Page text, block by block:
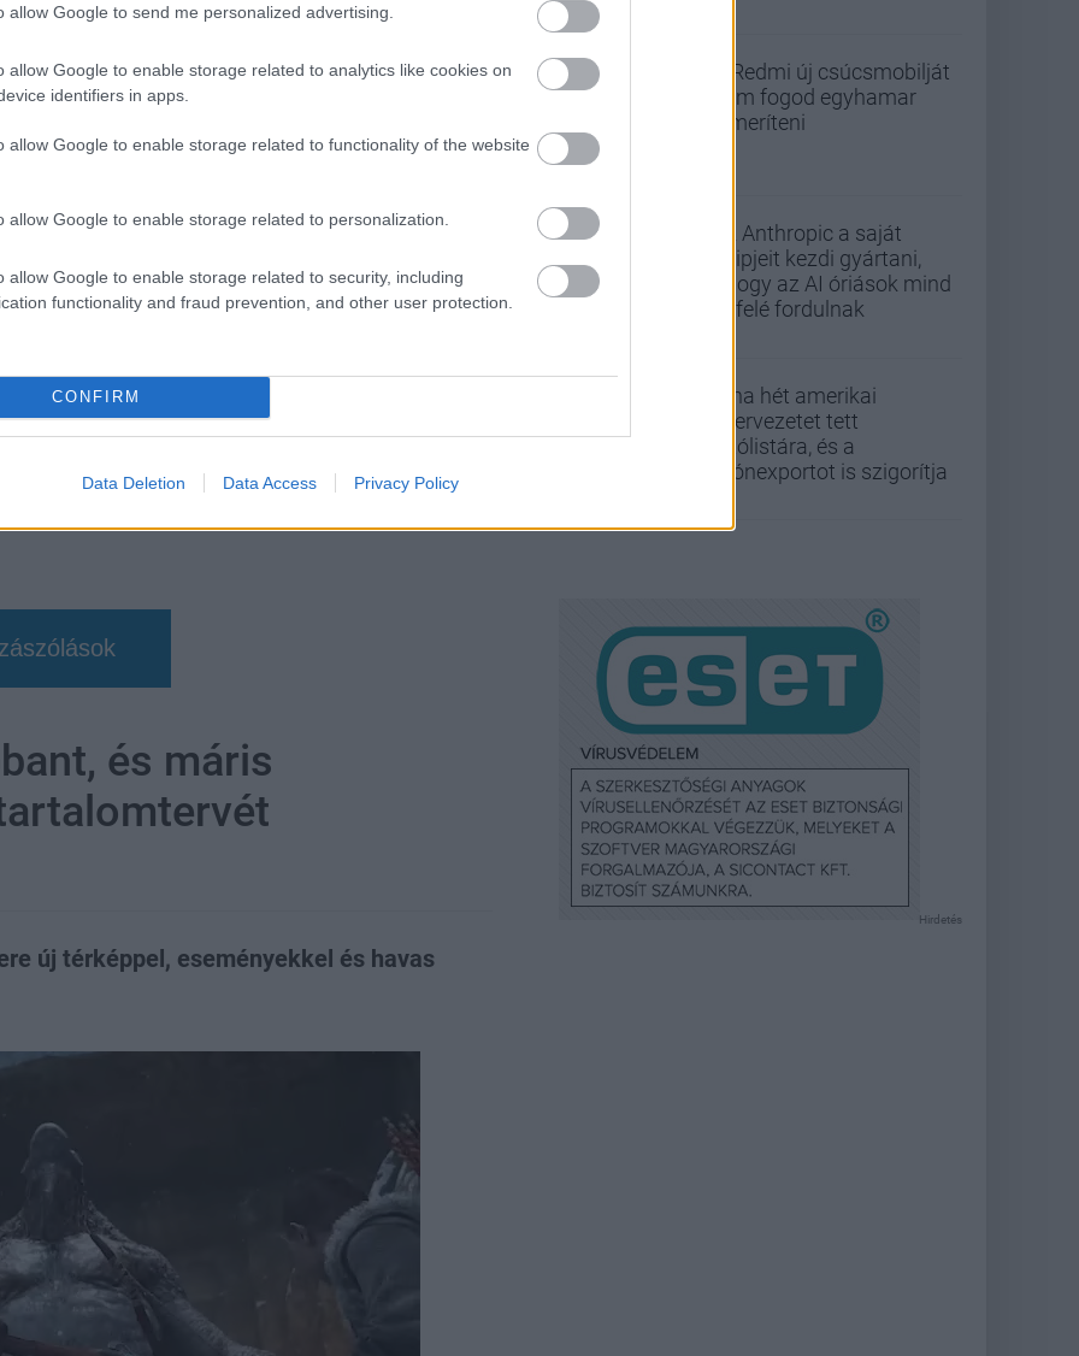
allow Google to send me personalized advertising.
allow Google to enable storage related to analytics like cookies on
identifiers in apps.
allow Google to enable storage related to functionality of the website
allow Google to enable storage related to personalization.
allow Google to enable storage related to security, including
functionality and fraud prevention, and other user protection.
CONFIRM
Data Deletion Data Access Privacy Policy
képviselői nem szólaltak meg az ügyben, a hír
uralkodik a Stranger Things stábja körül, éppen
a végéhez közeledik.
hangulata – Jön a második forduló! (X)
és máris
új térképpel, eseményekkel és havas
A Redmi új csúcsmobilját
nem fogod egyhamar
lemeríteni
Az Anthropic a saját
chipjeit kezdi gyártani,
ahogy az AI óriások mind
befelé fordulnak
Kína hét amerikai
szervezetet tett
tiltólistára, és a
drónexportot is szigorítja
Hirdetés